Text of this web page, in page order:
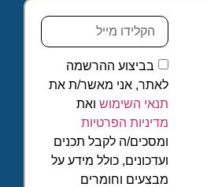
בביצוע ההרשמה
לאתר, אני מאשר/ת את
תנאי השימושואת
מדיניות הפרטיות
ומסכים/ה לקבל תכנים
ועדכונים, כולל מידע על
מבצעים וחומרים